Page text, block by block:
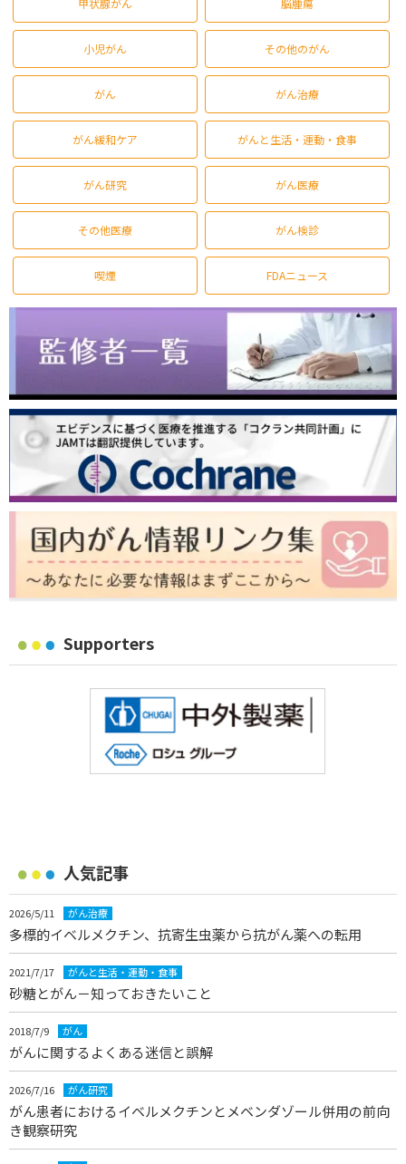
甲状腺がん 脳腫瘍
小児がん その他のがん
がん がん治療
がん緩和ケア がんと生活・運動・食事
がん研究 がん医療
その他医療 がん検診
喫煙 FDAニュース
Supporters
人気記事
2026/5/11 がん治療
多標的イベルメクチン、抗寄生虫薬から抗がん薬への転用
2021/7/17 がんと生活・運動・食事
砂糖とがん－知っておきたいこと
2018/7/9 がん
がんに関するよくある迷信と誤解
2026/7/16 がん研究
がん患者におけるイベルメクチンとメベンダゾール併用の前向
き観察研究